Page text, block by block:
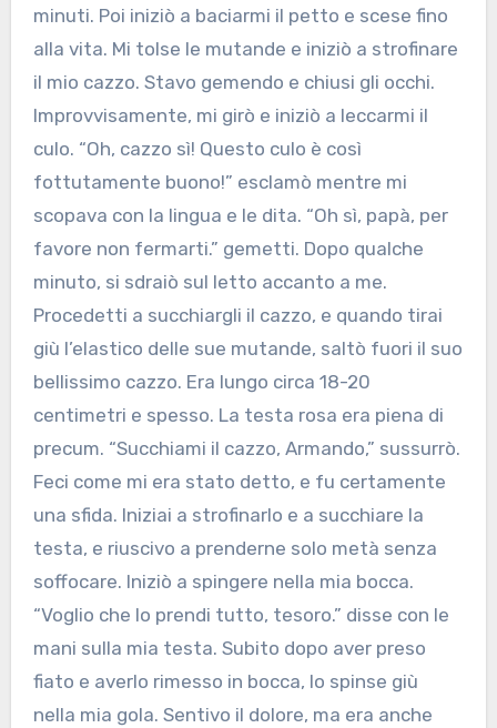
minuti. Poi iniziò a baciarmi il petto e scese fino
alla vita. Mi tolse le mutande e iniziò a strofinare
il mio cazzo. Stavo gemendo e chiusi gli occhi.
Improvvisamente, mi girò e iniziò a leccarmi il
culo. “Oh, cazzo sì! Questo culo è così
fottutamente buono!” esclamò mentre mi
scopava con la lingua e le dita. “Oh sì, papà, per
favore non fermarti.” gemetti. Dopo qualche
minuto, si sdraiò sul letto accanto a me.
Procedetti a succhiargli il cazzo, e quando tirai
giù l’elastico delle sue mutande, saltò fuori il suo
bellissimo cazzo. Era lungo circa 18-20
centimetri e spesso. La testa rosa era piena di
precum. “Succhiami il cazzo, Armando,” sussurrò.
Feci come mi era stato detto, e fu certamente
una sfida. Iniziai a strofinarlo e a succhiare la
testa, e riuscivo a prenderne solo metà senza
soffocare. Iniziò a spingere nella mia bocca.
“Voglio che lo prendi tutto, tesoro.” disse con le
mani sulla mia testa. Subito dopo aver preso
fiato e averlo rimesso in bocca, lo spinse giù
nella mia gola. Sentivo il dolore, ma era anche